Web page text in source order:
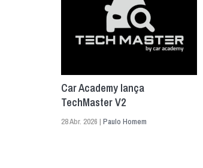
Car Academy lança
TechMaster V2
28 Abr. 2026 | Paulo Homem